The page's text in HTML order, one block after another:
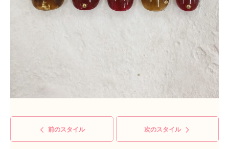
前のスタイル 次のスタイル